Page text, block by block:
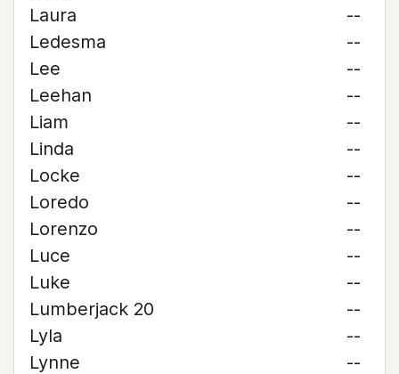
Laura
--
Ledesma
--
Lee
--
Leehan
--
Liam
--
Linda
--
Locke
--
Loredo
--
Lorenzo
--
Luce
--
Luke
--
Lumberjack 20
--
Lyla
--
Lynne
--